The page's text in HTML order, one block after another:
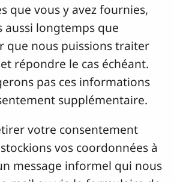
que vous y avez fournies,
aussi longtemps que
que nous puissions traiter
répondre le cas échéant.
pas ces informations
supplémentaire.
votre consentement
vos coordonnées à
message informel qui nous